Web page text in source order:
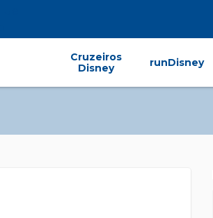
Cruzeiros
Disney
runDisney